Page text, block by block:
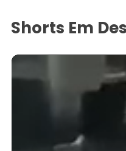
Shorts Em